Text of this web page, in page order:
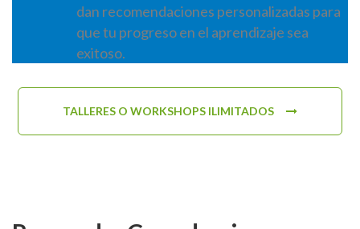
dan recomendaciones personalizadas para
que tu progreso en el aprendizaje sea
exitoso.
TALLERES O WORKSHOPS ILIMITADOS